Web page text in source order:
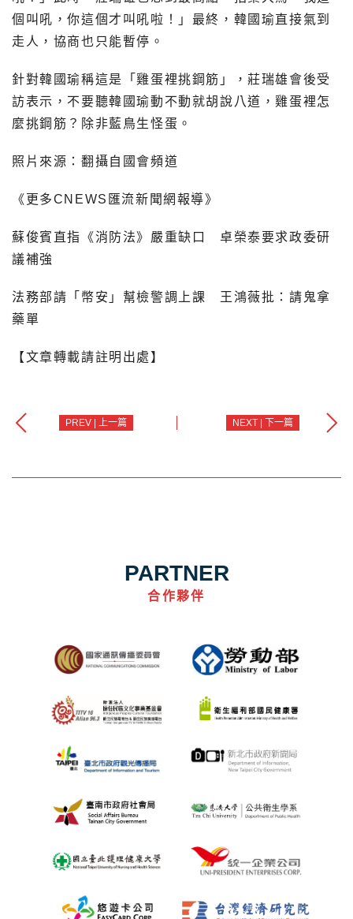
個叫吼，你這個才叫吼啦！」最終，韓國瑜直接氣到
走人，協商也只能暫停。
針對韓國瑜稱這是「雞蛋裡挑鋼筋」，莊瑞雄會後受
訪表示，不要聽韓國瑜動不動就胡說八道，雞蛋裡怎
麼挑鋼筋？除非藍鳥生怪蛋。
照片來源：翻攝自國會頻道
《更多CNEWS匯流新聞網報導》
蘇俊賓直指《消防法》嚴重缺口 卓榮泰要求政委研
議補強
法務部請「幣安」幫檢警調上課 王鴻薇批：請鬼拿
藥單
【文章轉載請註明出處】
PREV | 上一篇 NEXT | 下一篇
PARTNER
合作夥伴